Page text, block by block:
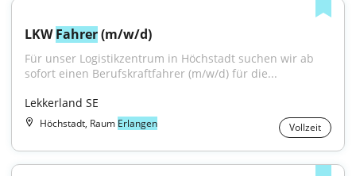
LKW Fahrer (m/w/d)
Für unser Logistikzentrum in Höchstadt suchen wir ab
sofort einen Berufskraftfahrer (m/w/d) für die...
Lekkerland SE
Höchstadt, Raum Erlangen Vollzeit